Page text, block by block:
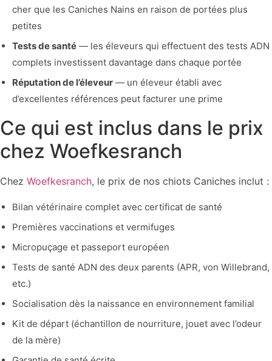
cher que les Caniches Nains en raison de portées plus
petites
Tests de santé — les éleveurs qui effectuent des tests ADN
complets investissent davantage dans chaque portée
Réputation de l’éleveur — un éleveur établi avec
d’excellentes références peut facturer une prime
Ce qui est inclus dans le prix
chez Woefkesranch
Chez Woefkesranch, le prix de nos chiots Caniches inclut :
Bilan vétérinaire complet avec certificat de santé
Premières vaccinations et vermifuges
Micropuçage et passeport européen
Tests de santé ADN des deux parents (APR, von Willebrand,
etc.)
Socialisation dès la naissance en environnement familial
Kit de départ (échantillon de nourriture, jouet avec l’odeur
de la mère)